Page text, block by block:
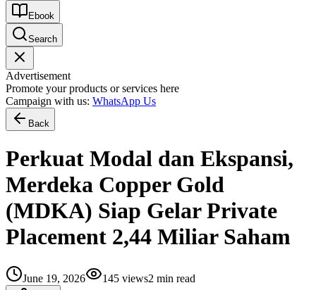
Ebook
Search
Advertisement
Promote your products or services here
Campaign with us: WhatsApp Us
Back
Perkuat Modal dan Ekspansi,
Merdeka Copper Gold
(MDKA) Siap Gelar Private
Placement 2,44 Miliar Saham
June 19, 2026 145 views2 min read